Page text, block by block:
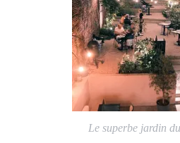
Le superbe jardin